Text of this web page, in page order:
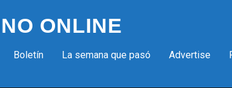
ONLINE
Boletín La semana que pasó Advertise